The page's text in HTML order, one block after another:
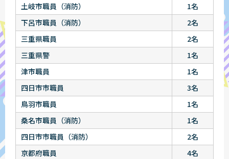
土岐市職員（消防）
1名
下呂市職員（消防）
2名
三重県職員
2名
三重県警
1名
津市職員
1名
四日市市職員
3名
鳥羽市職員
1名
桑名市職員（消防）
1名
四日市市職員（消防）
2名
京都府職員
4名